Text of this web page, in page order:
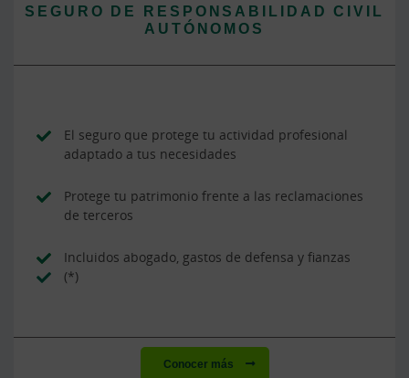
SEGURO DE RESPONSABILIDAD CIVIL
AUTÓNOMOS
El seguro que protege tu actividad profesional
adaptado a tus necesidades
Protege tu patrimonio frente a las reclamaciones
de terceros
Incluidos abogado, gastos de defensa y fianzas
(*)
Conocer más